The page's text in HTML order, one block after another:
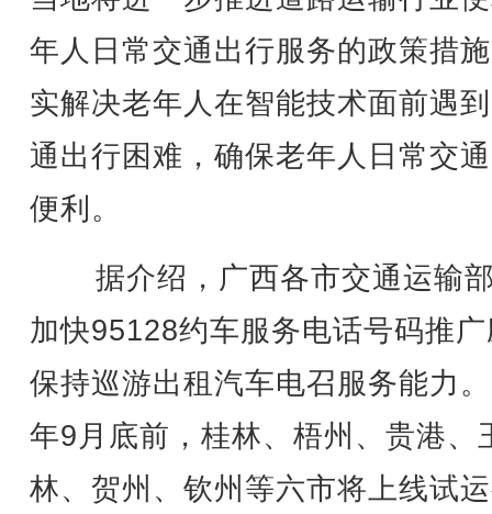
年人日常交通出行服务的政策措
实解决老年人在智能技术面前遇
通出行困难，确保老年人日常交
便利。
据介绍，广西各市交通运输
加快95128约车服务电话号码推
保持巡游出租汽车电召服务能力
年9月底前，桂林、梧州、贵港、
林、贺州、钦州等六市将上线试